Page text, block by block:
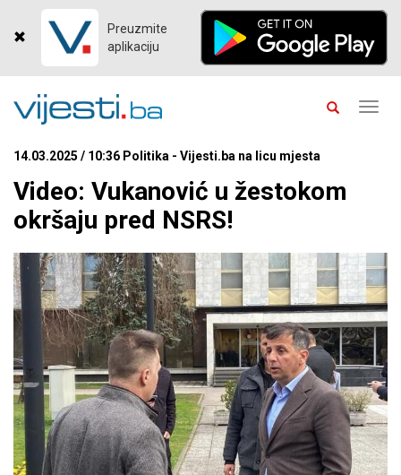
Preuzmite
aplikaciju
14.03.2025 / 10:36 Politika - Vijesti.ba na licu mjesta
Video: Vukanović u žestokom
okršaju pred NSRS!